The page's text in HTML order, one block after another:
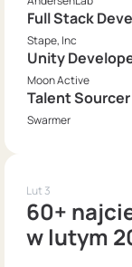
Full Stack
Stape, Inc
Unity
Moon Active
Talent Sourcer
Swarmer
Lut 3
60+
w lutym